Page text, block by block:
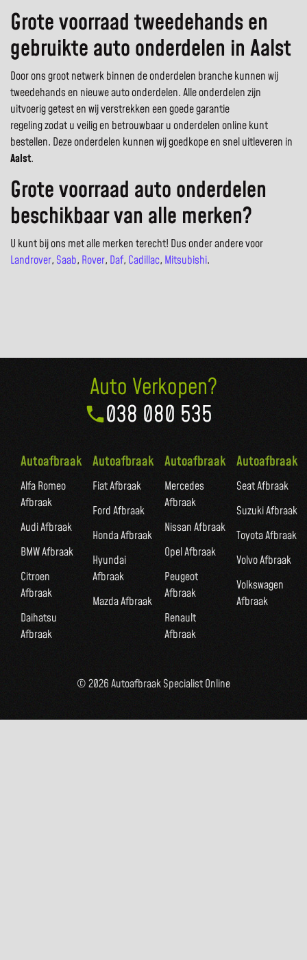
Grote voorraad tweedehands en
gebruikte auto onderdelen in Aalst
Door ons groot netwerk binnen de onderdelen branche kunnen wij
tweedehands en nieuwe auto onderdelen. Alle onderdelen zijn
uitvoerig getest en wij verstrekken een goede garantie
regeling zodat u veilig en betrouwbaar u onderdelen online kunt
bestellen. Deze onderdelen kunnen wij goedkope en snel uitleveren in
Aalst.
Grote voorraad auto onderdelen
beschikbaar van alle merken?
U kunt bij ons met alle merken terecht! Dus onder andere voor
Landrover, Saab, Rover, Daf, Cadillac, Mitsubishi.
Auto Verkopen?
038 080 535
Autoafbraak
Alfa Romeo
Afbraak
Audi Afbraak
BMW Afbraak
Citroen
Afbraak
Daihatsu
Afbraak
Autoafbraak
Fiat Afbraak
Ford Afbraak
Honda Afbraak
Hyundai
Afbraak
Mazda Afbraak
Autoafbraak
Mercedes
Afbraak
Nissan Afbraak
Opel Afbraak
Peugeot
Afbraak
Renault
Afbraak
Autoafbraak
Seat Afbraak
Suzuki Afbraak
Toyota Afbraak
Volvo Afbraak
Volkswagen
Afbraak
© 2026 Autoafbraak Specialist Online